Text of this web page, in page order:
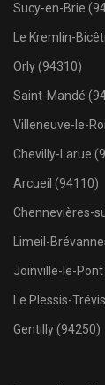
Sucy-en-Brie
Le Kremlin-
Orly (94310)
Saint-Mandé
Villeneuve-le-
Chevilly-Larue
Arcueil (94110)
Chennevières-
Limeil-
Joinville-le-
Le Plessis-
Gentilly (94250)